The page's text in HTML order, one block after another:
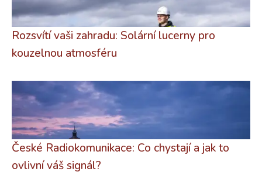
Rozsvítí vaši zahradu: Solární lucerny pro
kouzelnou atmosféru
České Radiokomunikace: Co chystají a jak to
ovlivní váš signál?